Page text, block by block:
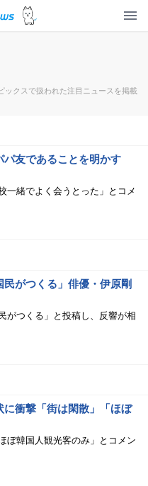
ックスで扱われた注目ニュースを掲載
友であることを明かす
一緒でよく会うとった」とコメ
民がつくる」俳優・伊原剛
がつくる」と投稿し、反響が相
衝撃「街は閑散」「ほぼ
ぼ韓国人観光客のみ」とコメン